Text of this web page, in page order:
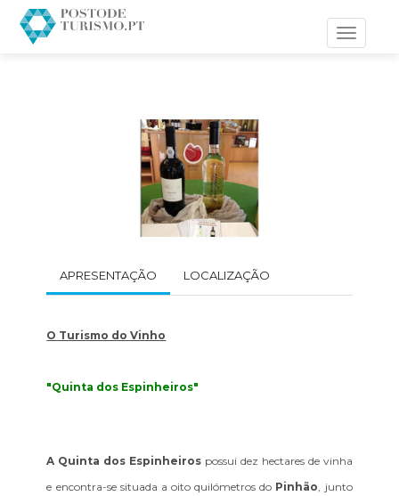
Toggle
APRESENTAÇÃO LOCALIZAÇÃO
O Turismo do Vinho
"Quinta dos Espinheiros"
A Quinta dos Espinheiros possui dez hectares de vinha
e encontra-se situada a oito quilómetros do Pinhão, junto